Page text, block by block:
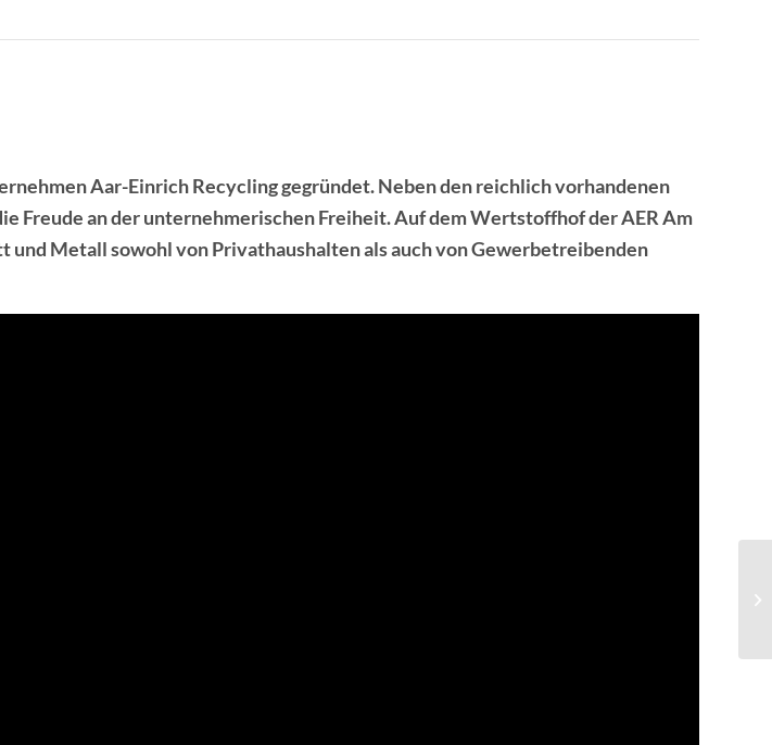
Aar-Einrich Recycling gegründet. Neben den reichlich vorhandenen
Freude an der unternehmerischen Freiheit. Auf dem Wertstoffhof der AER Am
Metall sowohl von Privathaushalten als auch von Gewerbetreibenden